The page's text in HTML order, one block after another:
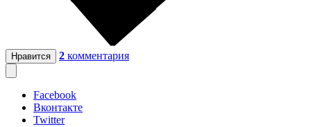
Нравится 2 комментария
Facebook
Вконтакте
Twitter